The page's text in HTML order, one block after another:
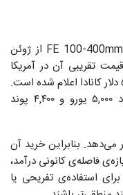
سونی اعلام کرده که لنز FE 100-400mm F4.5 GM OSS از ژوئن
تقریبی آن در آمریکا
۴,۲۹۹.۹۹ دلار است. قیمت کانادا نیز ۵,۵۹۹.۹۹ دلار کانادا اعلام شده است.
برای بازار اروپا و بریتانیا، قیمت‌های حدود ۵,۰۰۰ یورو و ۴,۴۰۰ پوند
می‌دهد. بنابراین خرید آن
فاصله‌ی کانونی درآمد،
استفاده‌ی تفریحی یا